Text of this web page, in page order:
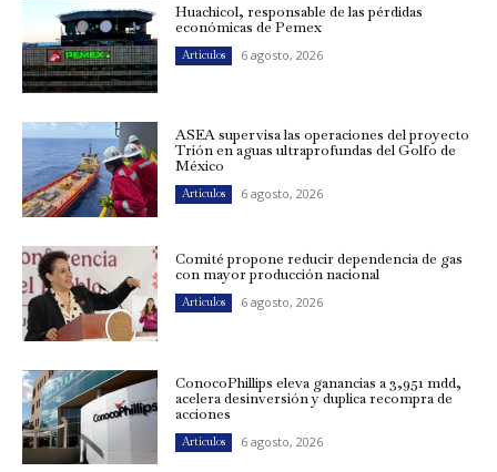
Huachicol, responsable de las pérdidas
económicas de Pemex
Artículos 6 agosto, 2026
ASEA supervisa las operaciones del proyecto
Trión en aguas ultraprofundas del Golfo de
México
Artículos 6 agosto, 2026
Comité propone reducir dependencia de gas
con mayor producción nacional
Artículos 6 agosto, 2026
ConocoPhillips eleva ganancias a 3,951 mdd,
acelera desinversión y duplica recompra de
acciones
Artículos 6 agosto, 2026